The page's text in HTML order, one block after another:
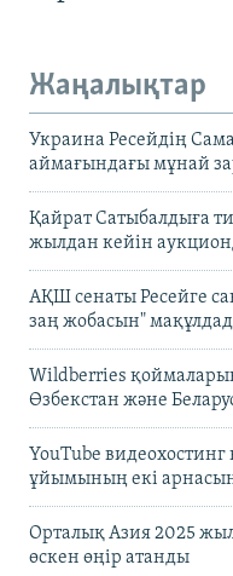
Жаңалықтар
Украина Ресейдің
аймағындағы мұнай
Қайрат Сатыбалдыға
жылдан кейін
АҚШ сенаты Ресейге
заң жобасын"
Wildberries
Өзбекстан және
YouTube
ұйымының екі
Орталық Азия 2025
өскен өңір атанды